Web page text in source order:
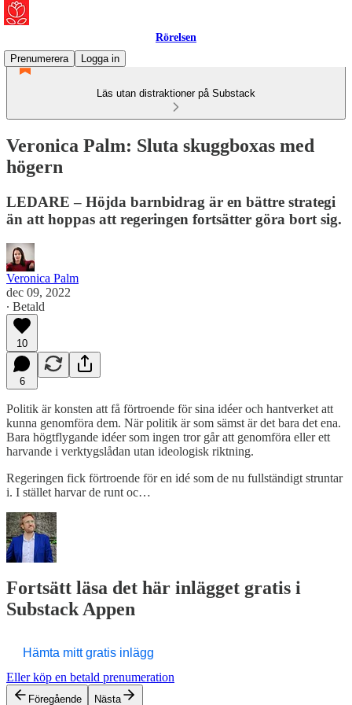
Rörelsen
Prenumerera
Logga in
Läs utan distraktioner på Substack
Veronica Palm: Sluta skuggboxas med
högern
LEDARE – Höjda barnbidrag är en bättre strategi
än att hoppas att regeringen fortsätter göra bort sig.
Veronica Palm
dec 09, 2022
∙ Betald
10
6
Politik är konsten att få förtroende för sina idéer och hantverket att
kunna genomföra dem. När politik är som sämst är det bara det ena.
Bara högtflygande idéer som ingen tror går att genomföra eller ett
harvande i verktygslådan utan ideologisk riktning.
Regeringen fick förtroende för en idé som de nu fullständigt struntar
i. I stället harvar de runt oc…
Fortsätt läsa det här inlägget gratis i
Substack Appen
Hämta mitt gratis inlägg
Eller köp en betald prenumeration
Föregående Nästa